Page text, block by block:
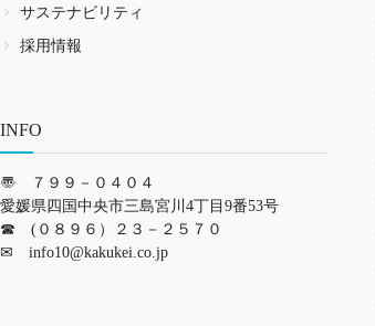
サステナビリティ
採用情報
INFO
〠 ７９９－０４０４
愛媛県四国中央市三島宮川4丁目9番53号
☎ (０８９６）２３－２５７０
✉ info10@kakukei.co.jp